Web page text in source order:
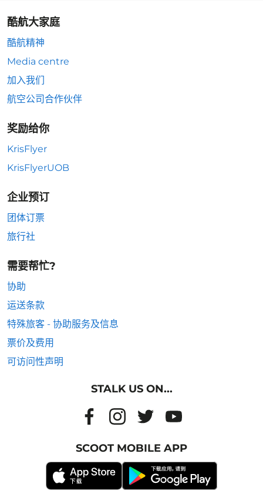
酷航大家庭
酷航精神
Media centre
加入我们
航空公司合作伙伴
奖励给你
KrisFlyer
KrisFlyerUOB
企业预订
团体订票
旅行社
需要帮忙?
协助
运送条款
特殊旅客 - 协助服务及信息
票价及费用
可访问性声明
STALK US ON...
SCOOT MOBILE APP